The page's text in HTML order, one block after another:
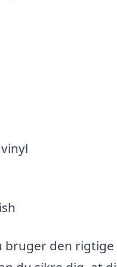
bruger den rigtige